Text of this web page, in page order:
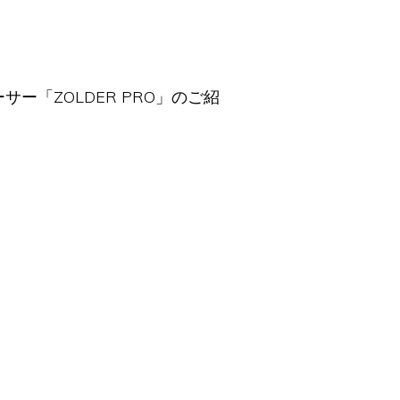
ー「ZOLDER PRO」のご紹